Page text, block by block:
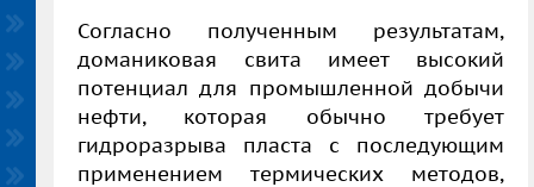
Согласно полученным результатам,
доманиковая свита имеет высокий
потенциал для промышленной добычи
нефти, которая обычно требует
гидроразрыва пласта с последующим
применением термических методов,